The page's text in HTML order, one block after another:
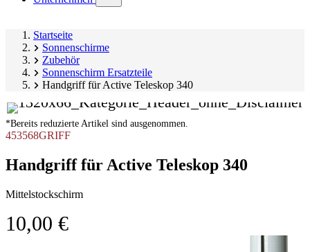
submenu)
Startseite
Sonnenschirme
Zubehör
Sonnenschirm Ersatzteile
Handgriff für Active Teleskop 340
*Bereits reduzierte Artikel sind ausgenommen.
453568GRIFF
Handgriff für Active Teleskop 340
Mittelstockschirm
10,00 €